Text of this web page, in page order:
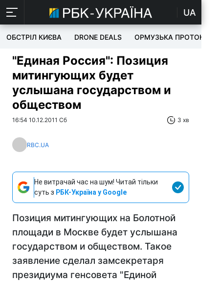
UA
ОБСТРІЛ КИЄВА DRONE DEALS ОРМУЗЬКА ПРОТОКА
"Единая Россия": Позиция
митингующих будет
услышана государством и
обществом
16:54 10.12.2011 Сб 3 хв
RBC.UA
Не витрачай час на шум! Читай тільки
суть з РБК-Україна у Google
Позиция митингующих на Болотной
площади в Москве будет услышана
государством и обществом. Такое
заявление сделал замсекретаря
президиума генсовета "Единой